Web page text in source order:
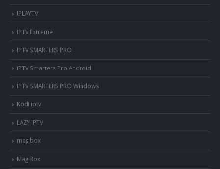
IPLAYTV
IPTV Extreme
IPTV SMARTERS PRO
IPTV Smarters Pro Android
IPTV SMARTERS PRO Windows
Kodi iptv
LAZY IPTV
mag box
Mag Box